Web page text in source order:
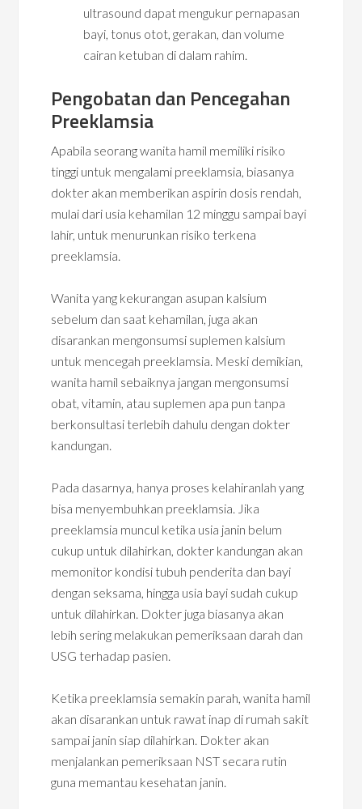
ultrasound dapat mengukur pernapasan
bayi, tonus otot, gerakan, dan volume
cairan ketuban di dalam rahim.
Pengobatan dan Pencegahan
Preeklamsia
Apabila seorang wanita hamil memiliki risiko
tinggi untuk mengalami preeklamsia, biasanya
dokter akan memberikan aspirin dosis rendah,
mulai dari usia kehamilan 12 minggu sampai bayi
lahir, untuk menurunkan risiko terkena
preeklamsia.
Wanita yang kekurangan asupan kalsium
sebelum dan saat kehamilan, juga akan
disarankan mengonsumsi suplemen kalsium
untuk mencegah preeklamsia. Meski demikian,
wanita hamil sebaiknya jangan mengonsumsi
obat, vitamin, atau suplemen apa pun tanpa
berkonsultasi terlebih dahulu dengan dokter
kandungan.
Pada dasarnya, hanya proses kelahiranlah yang
bisa menyembuhkan preeklamsia. Jika
preeklamsia muncul ketika usia janin belum
cukup untuk dilahirkan, dokter kandungan akan
memonitor kondisi tubuh penderita dan bayi
dengan seksama, hingga usia bayi sudah cukup
untuk dilahirkan. Dokter juga biasanya akan
lebih sering melakukan pemeriksaan darah dan
USG terhadap pasien.
Ketika preeklamsia semakin parah, wanita hamil
akan disarankan untuk rawat inap di rumah sakit
sampai janin siap dilahirkan. Dokter akan
menjalankan pemeriksaan NST secara rutin
guna memantau kesehatan janin.